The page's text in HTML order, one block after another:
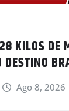
KILOS DE
DESTINO
Ago 8, 2026